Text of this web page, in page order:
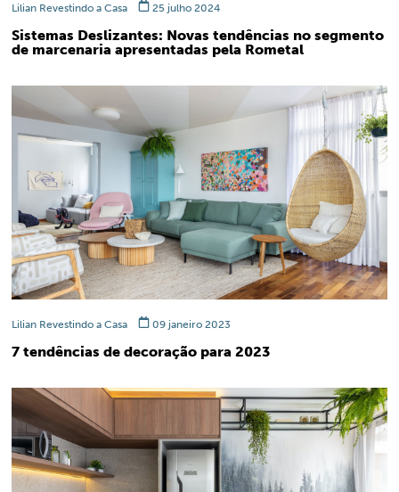
Lilian Revestindo a Casa 25 julho 2024
Sistemas Deslizantes: Novas tendências no segmento
de marcenaria apresentadas pela Rometal
Lilian Revestindo a Casa 09 janeiro 2023
7 tendências de decoração para 2023